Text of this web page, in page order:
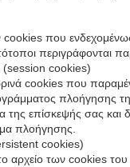
cookies που
περιγράφονται
(session cookies)
cookies που
πλοήγησης
της επίσκεψής σας και
πλοήγησης.
cookies)
αρχείο των cookies